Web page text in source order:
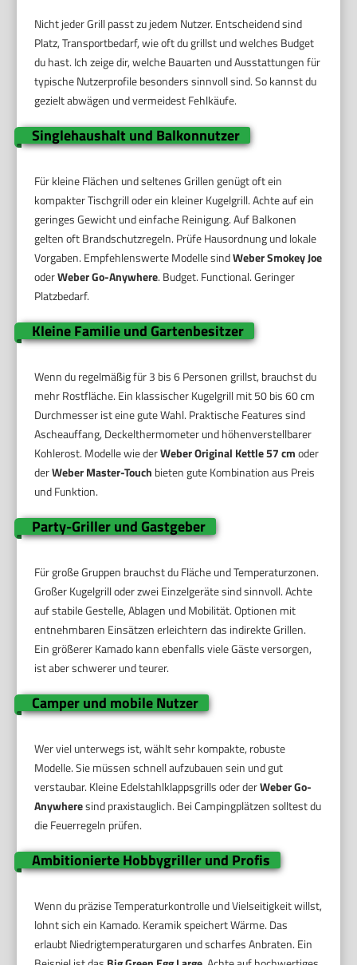
Nicht jeder Grill passt zu jedem Nutzer. Entscheidend sind
Platz, Transportbedarf, wie oft du grillst und welches Budget
du hast. Ich zeige dir, welche Bauarten und Ausstattungen für
typische Nutzerprofile besonders sinnvoll sind. So kannst du
gezielt abwägen und vermeidest Fehlkäufe.
Singlehaushalt und Balkonnutzer
Für kleine Flächen und seltenes Grillen genügt oft ein
kompakter Tischgrill oder ein kleiner Kugelgrill. Achte auf ein
geringes Gewicht und einfache Reinigung. Auf Balkonen
gelten oft Brandschutzregeln. Prüfe Hausordnung und lokale
Vorgaben. Empfehlenswerte Modelle sindWeber Smokey Joe
oderWeber Go-Anywhere. Budget. Functional. Geringer
Platzbedarf.
Kleine Familie und Gartenbesitzer
Wenn du regelmäßig für 3 bis 6 Personen grillst, brauchst du
mehr Rostfläche. Ein klassischer Kugelgrill mit 50 bis 60 cm
Durchmesser ist eine gute Wahl. Praktische Features sind
Ascheauffang, Deckelthermometer und höhenverstellbarer
Kohlerost. Modelle wie derWeber Original Kettle 57 cmoder
derWeber Master-Touch bieten gute Kombination aus Preis
und Funktion.
Party-Griller und Gastgeber
Für große Gruppen brauchst du Fläche und Temperaturzonen.
Großer Kugelgrill oder zwei Einzelgeräte sind sinnvoll. Achte
auf stabile Gestelle, Ablagen und Mobilität. Optionen mit
entnehmbaren Einsätzen erleichtern das indirekte Grillen.
Ein größerer Kamado kann ebenfalls viele Gäste versorgen,
ist aber schwerer und teurer.
Camper und mobile Nutzer
Wer viel unterwegs ist, wählt sehr kompakte, robuste
Modelle. Sie müssen schnell aufzubauen sein und gut
verstaubar. Kleine Edelstahlklappsgrills oder derWeber Go-
Anywheresind praxistauglich. Bei Campingplätzen solltest du
die Feuerregeln prüfen.
Ambitionierte Hobbygriller und Profis
Wenn du präzise Temperaturkontrolle und Vielseitigkeit willst,
lohnt sich ein Kamado. Keramik speichert Wärme. Das
erlaubt Niedrigtemperaturgaren und scharfes Anbraten. Ein